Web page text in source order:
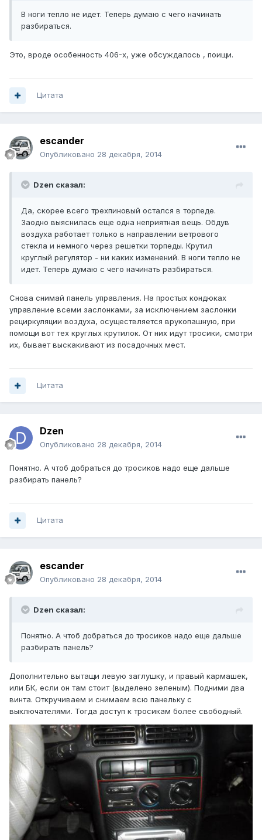
В ноги тепло не идет. Теперь думаю с чего начинать
разбираться.
Это, вроде особенность 406-х, уже обсуждалось , поищи.
Цитата
escander
Опубликовано 28 декабря, 2014
Dzen сказал:
Да, скорее всего трехпиновый остался в торпеде.
Заодно выяснилась еще одна неприятная вещь. Обдув
воздуха работает только в направлении ветрового
стекла и немного через решетки торпеды. Крутил
круглый регулятор - ни каких изменений. В ноги тепло не
идет. Теперь думаю с чего начинать разбираться.
Снова снимай панель управления. На простых кондюках
управление всеми заслонками, за исключением заслонки
рециркуляции воздуха, осуществляется врукопашную, при
помощи вот тех круглых крутилок. От них идут тросики, смотри
их, бывает выскакивают из посадочных мест.
Цитата
Dzen
Опубликовано 28 декабря, 2014
Понятно. А чтоб добраться до тросиков надо еще дальше
разбирать панель?
Цитата
escander
Опубликовано 28 декабря, 2014
Dzen сказал:
Понятно. А чтоб добраться до тросиков надо еще дальше
разбирать панель?
Дополнительно вытащи левую заглушку, и правый кармашек,
или БК, если он там стоит (выделено зеленым). Подними два
винта. Откручиваем и снимаем всю панельку с
выключателями. Тогда доступ к тросикам более свободный.